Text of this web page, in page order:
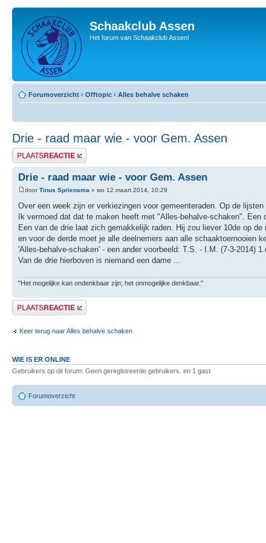
Schaakclub Assen
Het forum van Schaakclub Assen!
Forumoverzicht ‹ Offtopic ‹ Alles behalve schaken
Drie - raad maar wie - voor Gem. Assen
Plaats een reactie
Drie - raad maar wie - voor Gem. Assen
doorTinus Spriensma » wo 12 maart 2014, 10:29
Over een week zijn er verkiezingen voor gemeenteraden. Op de
Ik vermoed dat dat te maken heeft met "Alles-behalve-schaken".
Een van de drie laat zich gemakkelijk raden. Hij zou liever 10de op
en voor de derde moet je alle deelnemers aan alle schaaktoernooien
'Alles-behalve-schaken' - een ander voorbeeld: T.S. - I.M. (7-3-2014)
Van de drie hierboven is niemand een dame ...
"Het mogelijke kan ondenkbaar zijn; het onmogelijke denkbaar."
Plaats een reactie
Keer terug naar Alles behalve schaken
WIE IS ER ONLINE
Gebruikers op dit forum: Geen geregistreerde gebruikers. en 1 gast
Forumoverzicht